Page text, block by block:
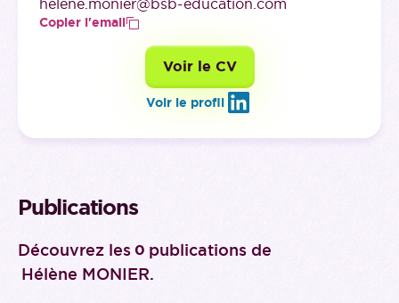
helene.monier@bsb-education.com
Copier l'email
Voir le CV
Voir le profil
Publications
Découvrez les 0 publications de
Hélène MONIER.